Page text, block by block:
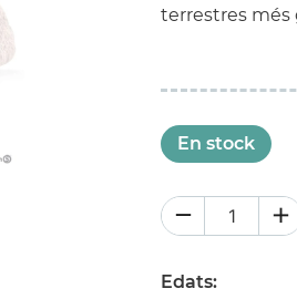
terrestres més
En stock
Edats: